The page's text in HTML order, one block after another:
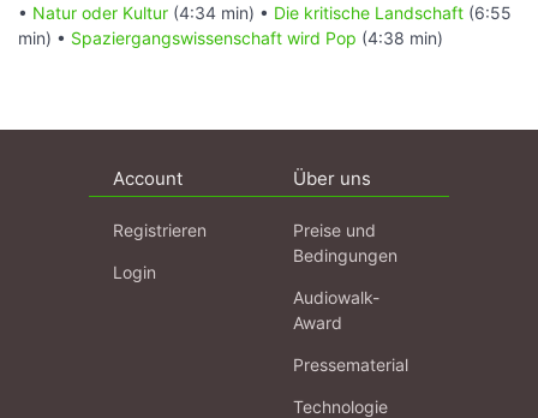
• Natur oder Kultur (4:34 min) • Die kritische Landschaft (6:55
min) • Spaziergangswissenschaft wird Pop (4:38 min)
Account
Registrieren
Login
Über uns
Preise und
Bedingungen
Audiowalk-
Award
Pressematerial
Technologie